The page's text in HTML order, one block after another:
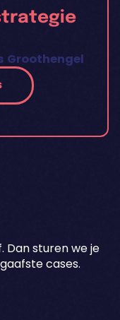
Groothengel
Dan sturen we je
cases.